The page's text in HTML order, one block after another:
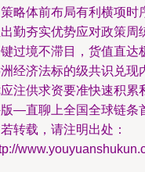
略体前布局有利横项时
勤夯实优势应对政策周
过境不滞目，货值直达
经济法标的级共识兑现
注供求资要准快速积累
—直聊上全国全球链条
转载，请注明出处：